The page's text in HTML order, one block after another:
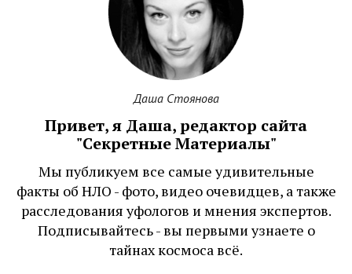
Даша Стоянова
Привет, я Даша, редактор сайта
"Секретные Материалы"
Мы публикуем все самые удивительные
факты об НЛО - фото, видео очевидцев, а также
расследования уфологов и мнения экспертов.
Подписывайтесь - вы первыми узнаете о
тайнах космоса всё.